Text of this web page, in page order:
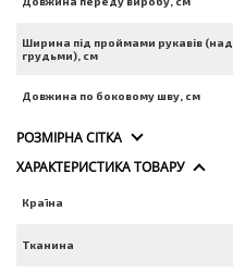
Ширина під проймами рукавів (над
грудьми), см
Довжина по боковому шву, см
РОЗМІРНА СІТКА
ХАРАКТЕРИСТИКА ТОВАРУ
Країна
Тканина